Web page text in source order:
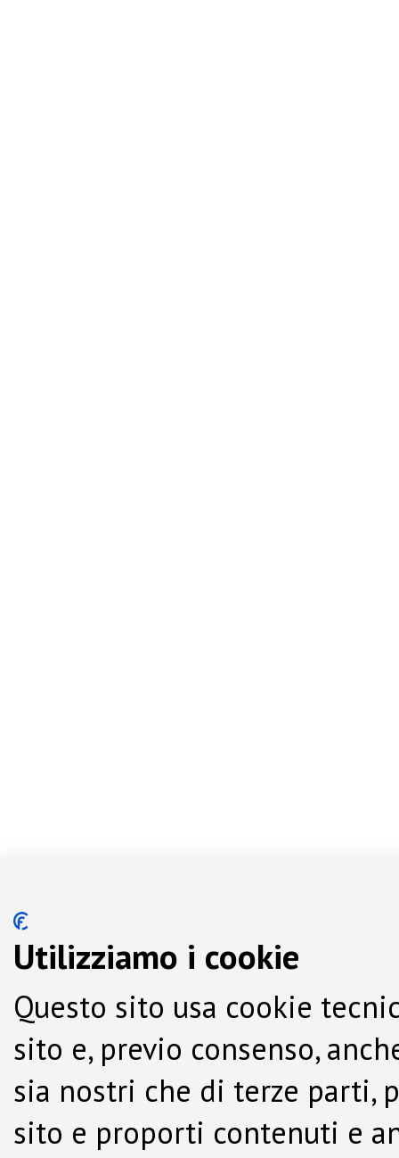
Utilizziamo i cookie
Questo sito usa cookie
sito e, previo consenso,
sia nostri che di terze parti,
sito e proporti contenuti e